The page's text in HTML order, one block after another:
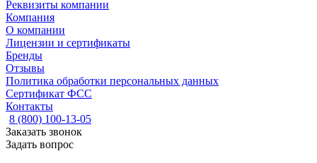
Реквизиты компании
Компания
О компании
Лицензии и сертификаты
Бренды
Отзывы
Политика обработки персональных данных
Сертификат ФСС
Контакты
8 (800) 100-13-05
Заказать звонок
Задать вопрос